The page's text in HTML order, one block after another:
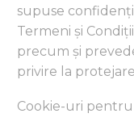
supuse
Termeni și
precum și
privire la
Cookie-uri